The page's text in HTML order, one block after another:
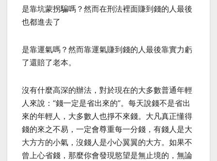
是靠坑蒙拐騙嗎？然而在刑法裡面賺到錢的人最後
也都進去了
是靠運氣嗎？然而靠運氣賺到錢的人最後靠實力虧
了還賠了老本。
沒有什麼高深的辦法，對於現在的大多數普通年輕
人來說：“錢一定是省出來的”。每天說錢不是省出
來的年輕人，大多數人也掙不來錢。大凡真正懂得
錢的來之不易，一定會尊重每一分錢，有錢人是大
大方方的小氣，沒錢人是小心翼翼的大方。如果不
曾上心省錢，那麼你會發現慾望是無止境的，無論